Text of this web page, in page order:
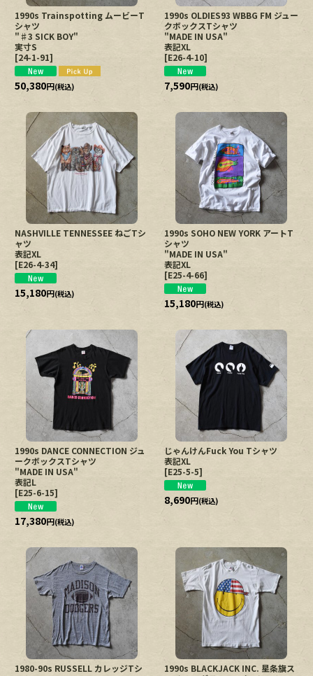
1990s Trainspotting ムービーT
シャツ
"♯3 SICK BOY"
実寸S
[24-1-91]
50,380円(税込)
1990s OLDIES93 WBBG FM ジュー
クボックスTシャツ
"MADE IN USA"
表記XL
[E26-4-10]
7,590円(税込)
NASHVILLE TENNESSEE ねごTシ
ャツ
表記XL
[E26-4-34]
15,180円(税込)
1990s SOHO NEW YORK アートT
シャツ
"MADE IN USA"
表記XL
[E25-4-66]
15,180円(税込)
1990s DANCE CONNECTION ジュ
ークボックスTシャツ
"MADE IN USA"
表記L
[E25-6-15]
17,380円(税込)
じゃんけんFuck You Tシャツ
表記XL
[E25-5-5]
8,690円(税込)
1980-90s RUSSELL カレッジTシ
1990s BLACKJACK INC. 星条旗ス